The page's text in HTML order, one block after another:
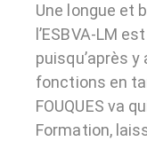
Une longue et
l’ESBVA-LM
puisqu’après
fonctions en
FOUQUES va
Formation,